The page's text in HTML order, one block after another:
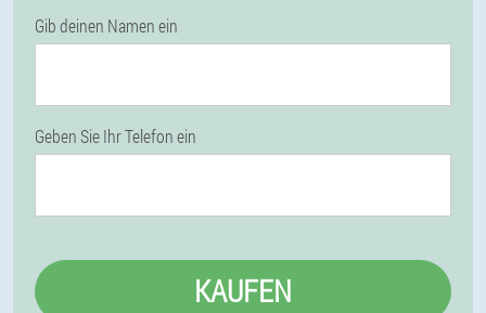
Gib deinen Namen ein
Geben Sie Ihr Telefon ein
KAUFEN